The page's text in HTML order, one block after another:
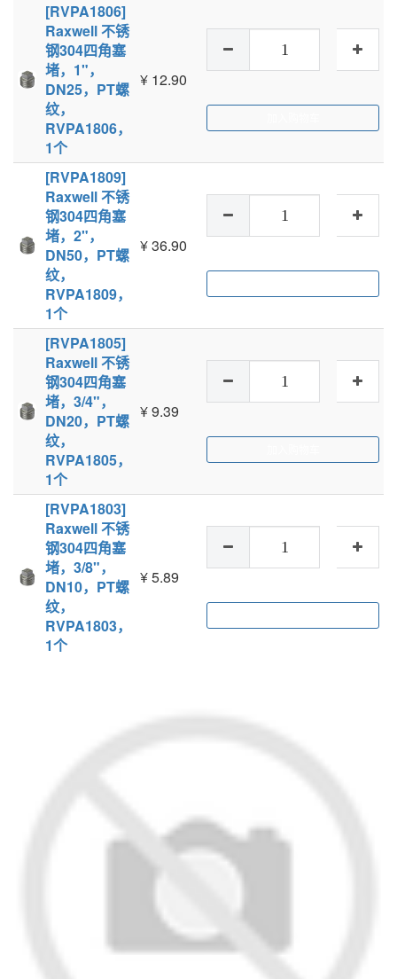
[RVPA1806]
Raxwell 不锈
钢304四角塞
堵，1"，
DN25，PT螺
纹，
RVPA1806，
1个
¥ 12.90
[RVPA1809]
Raxwell 不锈
钢304四角塞
堵，2"，
DN50，PT螺
纹，
RVPA1809，
1个
¥36.90
[RVPA1805]
Raxwell 不锈
钢304四角塞
堵，3/4"，
DN20，PT螺
纹，
RVPA1805，
1个
¥9.39
[RVPA1803]
Raxwell 不锈
钢304四角塞
堵，3/8"，
DN10，PT螺
纹，
RVPA1803，
1个
¥5.89